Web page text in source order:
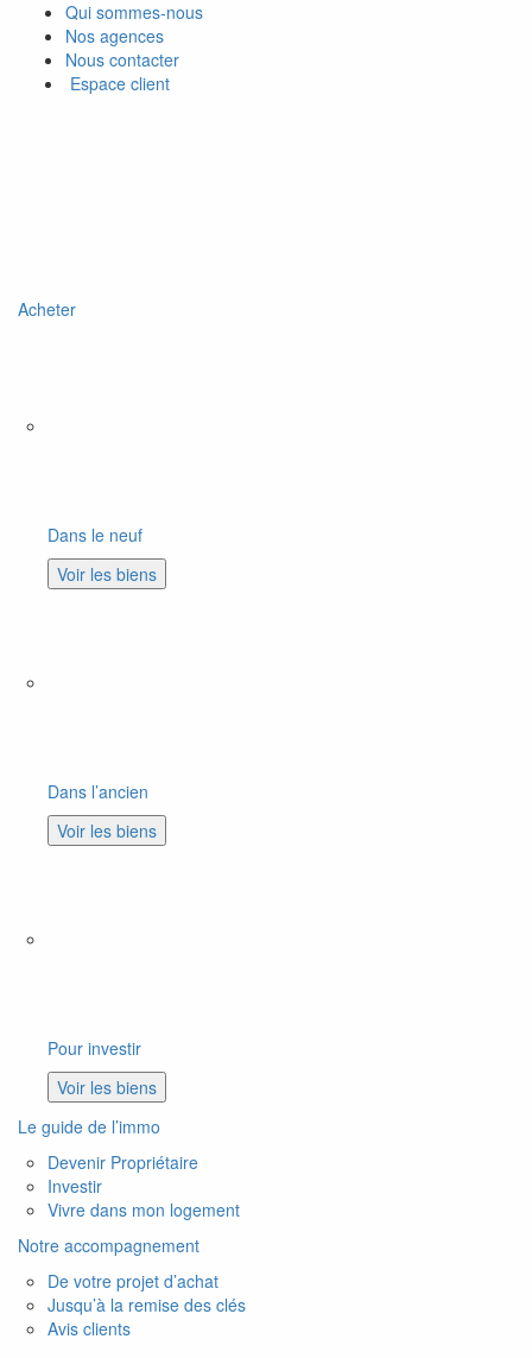
Qui sommes-nous
Nos agences
Nous contacter
Espace client
Acheter
Dans le neuf
Voir les biens
Dans l’ancien
Voir les biens
Pour investir
Voir les biens
Le guide de l’immo
Devenir Propriétaire
Investir
Vivre dans mon logement
Notre accompagnement
De votre projet d’achat
Jusqu’à la remise des clés
Avis clients